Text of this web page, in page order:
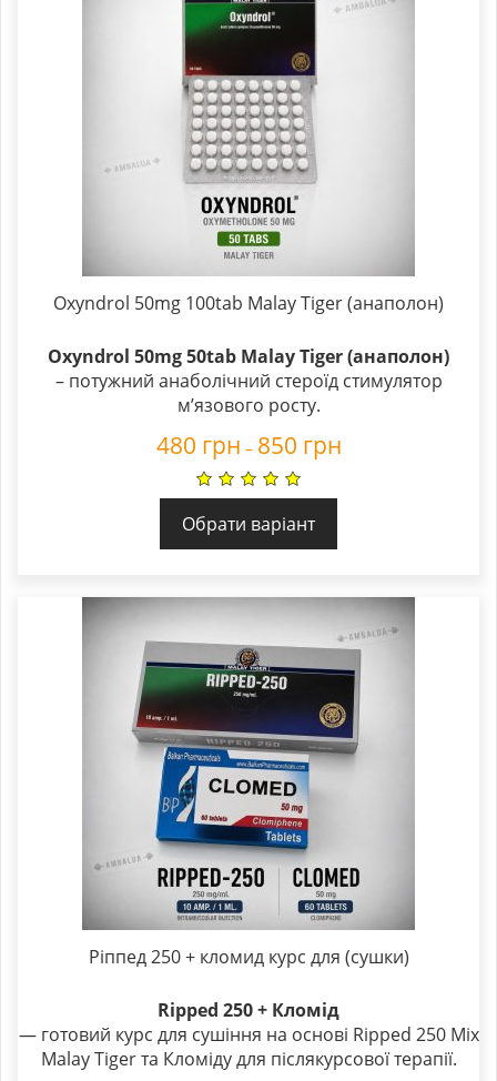
Oxyndrol 50mg 100tab Malay Tiger (анаполон)
Oxyndrol 50mg 50tab Malay Tiger (анаполон)
– потужний анаболічний стероїд стимулятор
м’язового росту.
480 грн – 850 грн
Обрати варіант
Ріппед 250 + кломид курс для (сушки)
Ripped 250 + Кломід
— готовий курс для сушіння на основі Ripped 250 Mix
Malay Tiger та Кломіду для післякурсової терапії.